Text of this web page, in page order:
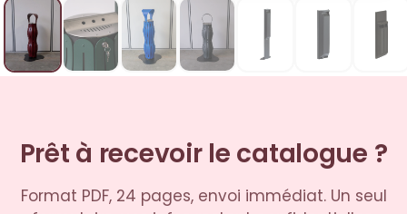
Prêt à recevoir le catalogue ?
Format PDF, 24 pages, envoi immédiat. Un seul